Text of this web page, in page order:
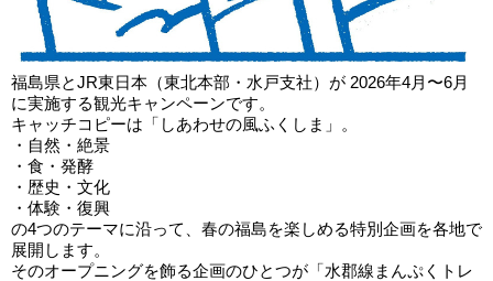
福島県とJR東日本（東北本部・水戸支社）が 2026年4月〜6月
に実施する観光キャンペーンです。
キャッチコピーは「しあわせの風ふくしま」。
・自然・絶景
・食・発酵
・歴史・文化
・体験・復興
の4つのテーマに沿って、春の福島を楽しめる特別企画を各地で
展開します。
そのオープニングを飾る企画のひとつが「水郡線まんぷくトレ